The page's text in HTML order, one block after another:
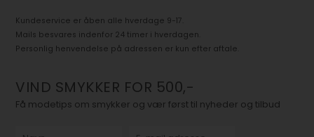
Kundeservice er åben alle hverdage 9-17.
Mails besvares indenfor 24 timer i hverdagen.
Personlig henvendelse på adressen er kun efter aftale.
VIND SMYKKER FOR 500,-
Få modetips om smykker og vær først til nyheder og tilbud